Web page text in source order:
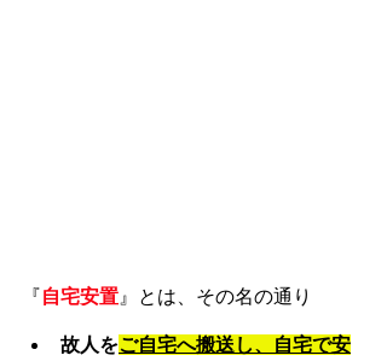
『自宅安置 』とは、その名の通り
故人をご自宅へ搬送し、自宅で安